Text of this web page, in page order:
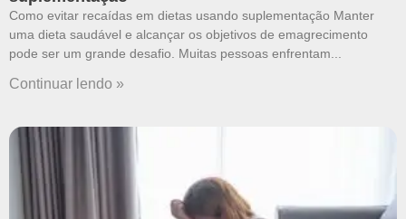
Como evitar recaídas em dietas usando suplementação Manter
uma dieta saudável e alcançar os objetivos de emagrecimento
pode ser um grande desafio. Muitas pessoas enfrentam
Continuar lendo »